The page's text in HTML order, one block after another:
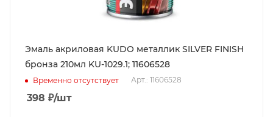
Эмаль акриловая KUDO металлик SILVER FINISH
бронза 210мл KU-1029.1; 11606528
Временно отсутствует Арт.: 11606528
398 ₽/шт